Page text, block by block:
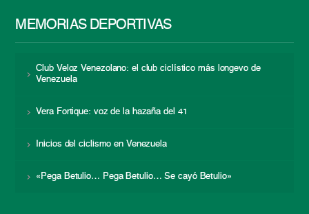
MEMORIAS DEPORTIVAS
Club Veloz Venezolano: el club ciclístico más longevo de
Venezuela
Vera Fortique: voz de la hazaña del 41
Inicios del ciclismo en Venezuela
«Pega Betulio… Pega Betulio… Se cayó Betulio»